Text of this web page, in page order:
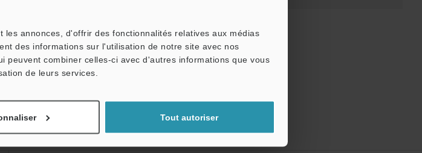
annonces, d'offrir des fonctionnalités relatives aux médias
des informations sur l'utilisation de notre site avec nos
peuvent combiner celles-ci avec d'autres informations que vous
de leurs services.
Tout autoriser